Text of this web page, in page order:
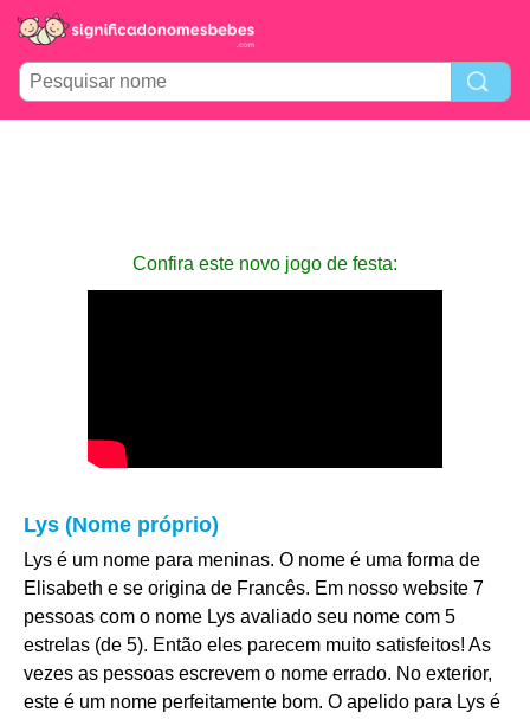
Confira este novo jogo de festa:
Lys (Nome próprio)
Lys é um nome para meninas. O nome é uma forma de
Elisabeth e se origina de Francês. Em nosso website 7
pessoas com o nome Lys avaliado seu nome com 5
estrelas (de 5). Então eles parecem muito satisfeitos! As
vezes as pessoas escrevem o nome errado. No exterior,
este é um nome perfeitamente bom. O apelido para Lys é